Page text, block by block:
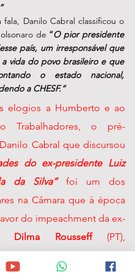
fala, Danilo Cabral classificou o
de “O pior presidente
país, um irresponsável que
vida do povo brasileiro e que
o estado nacional,
a CHESF.”
elogios a Humberto e ao
Trabalhadores, o pré-
Cabral que discursou
do ex-presidente Luiz
da Silva” foi um dos
na Câmara que à época
do impeachment da ex-
Dilma Rousseff (PT),
marcou o afastamento da
de ago. de 2016.